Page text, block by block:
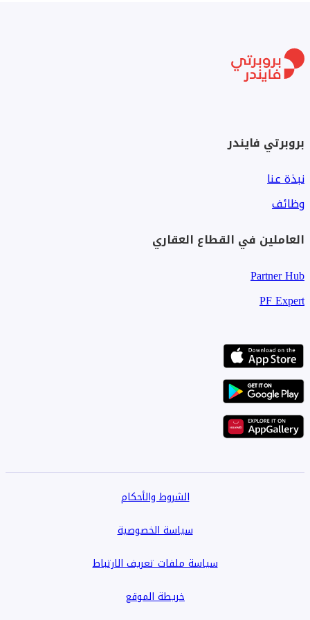
بروبرتي فايندر
نبذة عنا
وظائف
العاملين في القطاع العقاري
Partner Hub
PF Expert
الشروط والأحكام
سياسة الخصوصية
سياسة ملفات تعريف الارتباط
خريطة الموقع